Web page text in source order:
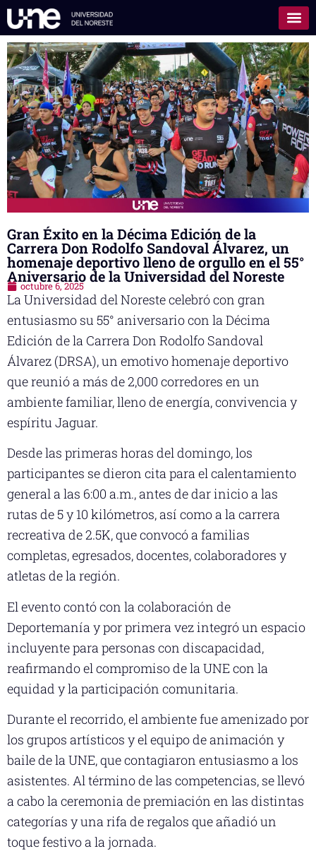
Gran Éxito en la Décima Edición de la
Carrera Don Rodolfo Sandoval Álvarez, un
homenaje deportivo lleno de orgullo en el 55°
Aniversario de la Universidad del Noreste
octubre 6, 2025
La Universidad del Noreste celebró con gran
entusiasmo su 55° aniversario con la Décima
Edición de la Carrera Don Rodolfo Sandoval
Álvarez (DRSA), un emotivo homenaje deportivo
que reunió a más de 2,000 corredores en un
ambiente familiar, lleno de energía, convivencia y
espíritu Jaguar.
Desde las primeras horas del domingo, los
participantes se dieron cita para el calentamiento
general a las 6:00 a.m., antes de dar inicio a las
rutas de 5 y 10 kilómetros, así como a la carrera
recreativa de 2.5K, que convocó a familias
completas, egresados, docentes, colaboradores y
atletas de la región.
El evento contó con la colaboración de
Deportemanía y por primera vez integró un espacio
incluyente para personas con discapacidad,
reafirmando el compromiso de la UNE con la
equidad y la participación comunitaria.
Durante el recorrido, el ambiente fue amenizado por
los grupos artísticos y el equipo de animación y
baile de la UNE, que contagiaron entusiasmo a los
asistentes. Al término de las competencias, se llevó
a cabo la ceremonia de premiación en las distintas
categorías y una rifa de regalos que añadió un
toque festivo a la jornada.